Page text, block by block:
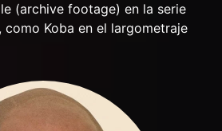
(archive footage) en la serie
como Koba en el largometraje